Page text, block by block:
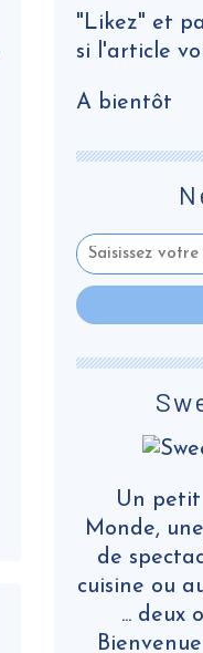
Un
Monde,
de
cuisine ou
... deux
"Likez" et
si l'article
A bientôt